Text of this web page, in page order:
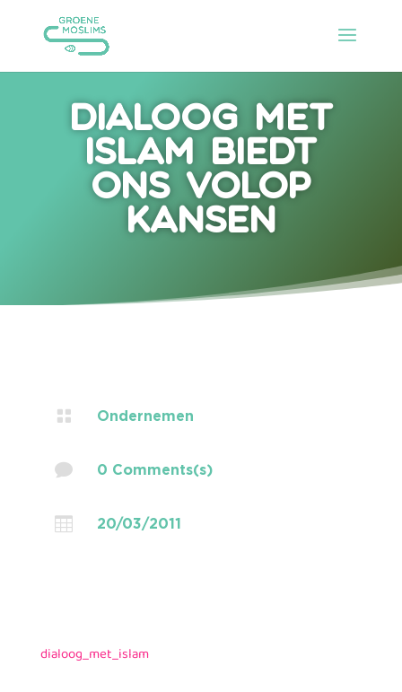
Dialoog met
islam biedt
ons volop
kansen
 Ondernemen
 0 Comments(s)
 20/03/2011
dialoog_met_islam